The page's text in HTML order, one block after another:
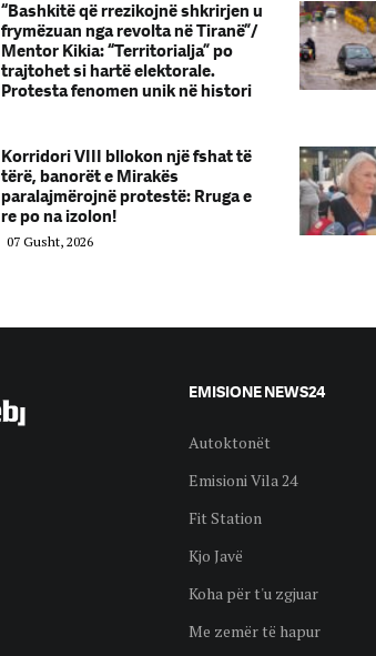
“Bashkitë që rrezikojnë shkrirjen u
frymëzuan nga revolta në Tiranë”/
Mentor Kikia: “Territorialja” po
trajtohet si hartë elektorale.
Protesta fenomen unik në histori
Korridori VIII bllokon një fshat të
tërë, banorët e Mirakës
paralajmërojnë protestë: Rruga e
re po na izolon!
07 Gusht, 2026
EMISIONE NEWS24
Autoktonët
Emisioni Vila 24
Fit Station
Kjo Javë
Koha për t'u zgjuar
Me zemër të hapur